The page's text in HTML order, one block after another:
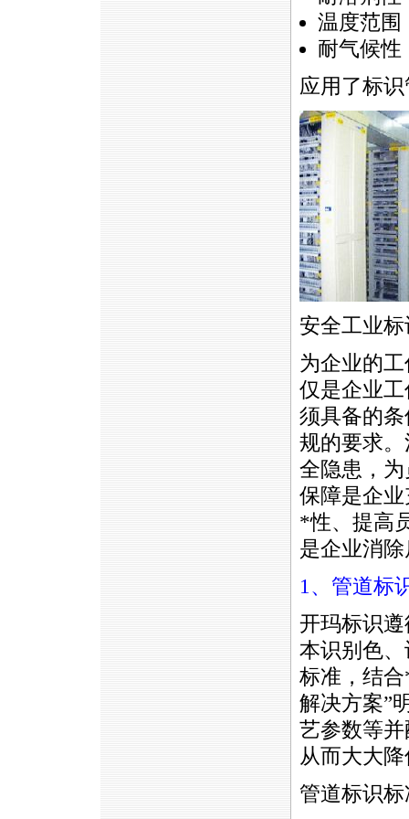
温度范围
耐气候性
应用了标
安全工业
为企业的
仅是企业
须具备的
规的要求
全隐患，
保障是企
*性、提高
是企业消
1、管道标
开玛标识
本识别色、
标准，结合
解决方案”
艺参数等
从而大大
管道标识